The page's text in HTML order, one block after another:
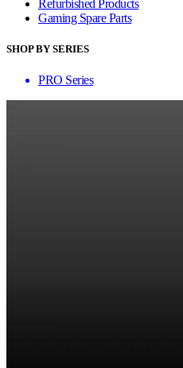
Refurbished Products
Gaming Spare Parts
SHOP BY SERIES
PRO Series